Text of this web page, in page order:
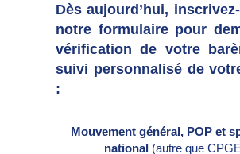
Dès aujourd’hui,
notre formulaire pour
vérification de votre
suivi personnalisé de
:
Mouvement général, POP et
national (autre que